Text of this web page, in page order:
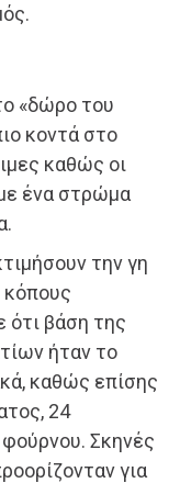
«δώρο του
κοντά στο
καθώς οι
ένα στρώμα
την γη
κόπους
ότι βάση της
ήταν το
καθώς επίσης
24
φούρνου. Σκηνές
για